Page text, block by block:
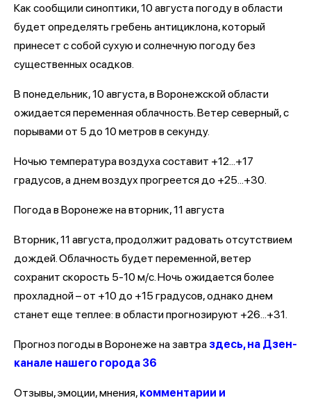
Как сообщили синоптики, 10 августа погоду в области
будет определять гребень антициклона, который
принесет с собой сухую и солнечную погоду без
существенных осадков.
В понедельник, 10 августа, в Воронежской области
ожидается переменная облачность. Ветер северный, с
порывами от 5 до 10 метров в секунду.
Ночью температура воздуха составит +12...+17
градусов, а днем воздух прогреется до +25...+30.
Погода в Воронеже на вторник, 11 августа
Вторник, 11 августа, продолжит радовать отсутствием
дождей. Облачность будет переменной, ветер
сохранит скорость 5-10 м/с. Ночь ожидается более
прохладной – от +10 до +15 градусов, однако днем
станет еще теплее: в области прогнозируют +26...+31.
Прогноз погоды в Воронеже на завтра здесь, на Дзен-
канале нашего города 36
Отзывы, эмоции, мнения, комментарии и